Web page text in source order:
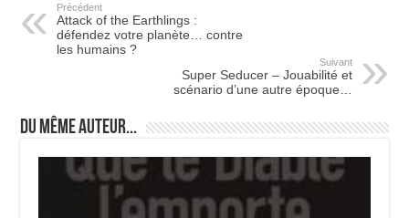
Précédent
Attack of the Earthlings :
défendez votre planète… contre
les humains ?
Suivant
Super Seducer – Jouabilité et
scénario d’une autre époque…
Du même auteur...